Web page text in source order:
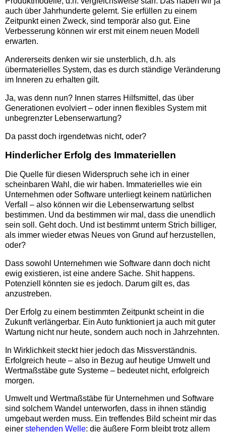
auch über Jahrhunderte gelernt. Sie erfüllen zu einem
Zeitpunkt einen Zweck, sind temporär also gut. Eine
Verbesserung können wir erst mit einem neuen Modell
erwarten.
Andererseits denken wir sie unsterblich, d.h. als
übermaterielles System, das es durch ständige Veränderung
im Inneren zu erhalten gilt.
Ja, was denn nun? Innen starres Hilfsmittel, das über
Generationen evolviert – oder innen flexibles System mit
unbegrenzter Lebenserwartung?
Da passt doch irgendetwas nicht, oder?
Hinderlicher Erfolg des Immateriellen
Die Quelle für diesen Widerspruch sehe ich in einer
scheinbaren Wahl, die wir haben. Immaterielles wie ein
Unternehmen oder Software unterliegt keinem natürlichen
Verfall – also können wir die Lebenserwartung selbst
bestimmen. Und da bestimmen wir mal, dass die unendlich
sein soll. Geht doch. Und ist bestimmt unterm Strich billiger,
als immer wieder etwas Neues von Grund auf herzustellen,
oder?
Dass sowohl Unternehmen wie Software dann doch nicht
ewig existieren, ist eine andere Sache. Shit happens.
Potenziell könnten sie es jedoch. Darum gilt es, das
anzustreben.
Der Erfolg zu einem bestimmten Zeitpunkt scheint in die
Zukunft verlängerbar. Ein Auto funktioniert ja auch mit guter
Wartung nicht nur heute, sondern auch noch in Jahrzehnten.
In Wirklichkeit steckt hier jedoch das Missverständnis.
Erfolgreich heute – also in Bezug auf heutige Umwelt und
Wertmaßstäbe gute Systeme – bedeutet nicht, erfolgreich
morgen.
Umwelt und Wertmaßstäbe für Unternehmen und Software
sind solchem Wandel unterworfen, dass in ihnen ständig
umgebaut werden muss. Ein treffendes Bild scheint mir das
einer stehenden Welle: die äußere Form bleibt trotz allem